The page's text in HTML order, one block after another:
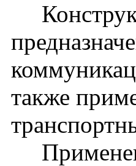
также